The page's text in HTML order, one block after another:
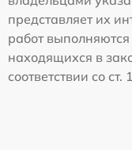
представляет их
работ
находящихся в
соответствии со